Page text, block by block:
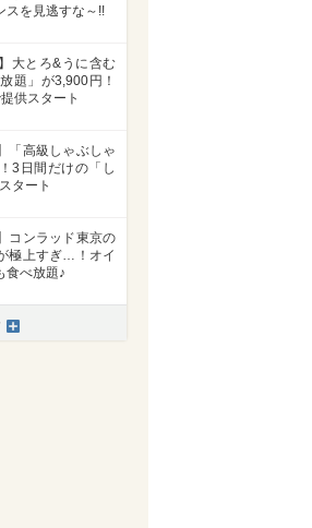
スを見逃すな～!!
大とろ&うに含む
題」が3,900円！
供スタート
「高級しゃぶしゃ
3日間だけの「し
タート
コンラッド東京の
極上すぎ…！オイ
食べ放題♪